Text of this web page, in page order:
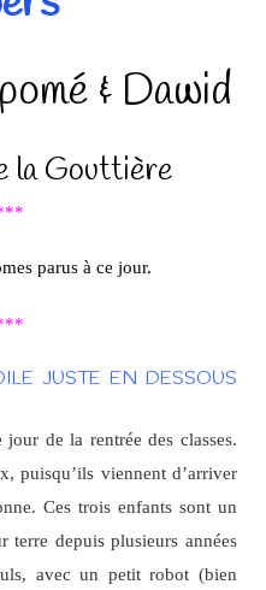
& Dawid
la Gouttière
parus à ce jour.
JUSTE EN DESSOUS
de la rentrée des classes.
puisqu’ils viennent d’arriver
Ces trois enfants sont un
terre depuis plusieurs années
avec un petit robot (bien